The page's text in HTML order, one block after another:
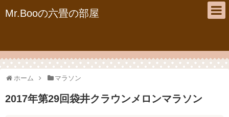
Mr.Booの六畳の部屋
ホーム マラソン
2017年第29回袋井クラウンメロンマラソン